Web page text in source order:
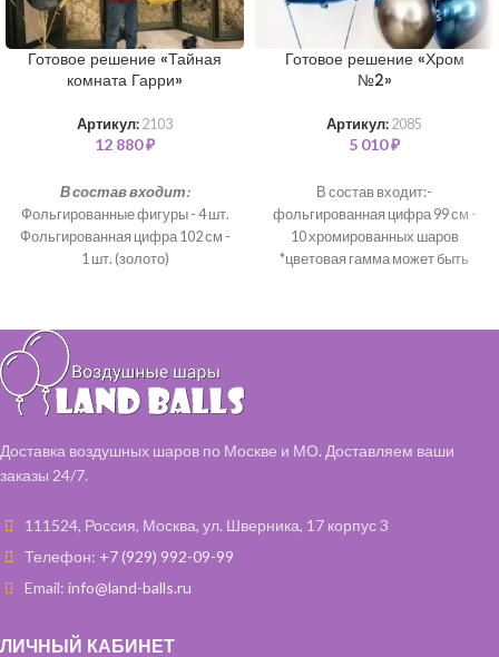
Готовое решение «Тайная
комната Гарри»
Артикул: 2103
12 880₽
В состав входит:
Фольгированные фигуры - 4 шт.
Фольгированная цифра 102 см -
1 шт. (золото)
Шары с обработкой 35 см - 6 шт. (
Фольгированная звезда 46 см - 6
шт. (золото)
Шары с обработкой под потолок
чёрные)
*цветовая гамма и категория
Готовое решение «Хром
№2»
Артикул: 2085
5 010₽
В состав входит:-
фольгированная цифра 99 см -
10 хромированных шаров
*цветовая гамма может быть
Доставка воздушных шаров по Москве и МО. Доставляем ваши
заказы 24/7.
111524, Россия, Москва, ул. Шверника, 17 корпус 3
Телефон: +7 (929) 992-09-99
Email: info@land-balls.ru
ЛИЧНЫЙ КАБИНЕТ